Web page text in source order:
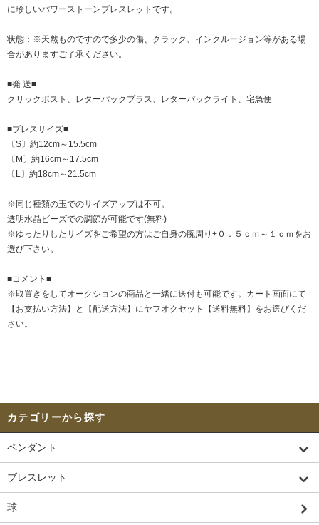
に珍しいパワーストーンブレスレットです。
状態：※天然ものですので多少の傷、クラック、インクルージョン等がある場
合がありますご了承ください。
■発 送■
クリックポスト、レターパックプラス、レターパックライト、宅急便
■ブレスサイズ■
〔S〕約12cm～15.5cm
〔M〕約16cm～17.5cm
〔L〕約18cm～21.5cm
※同じ種類の玉でのサイズアップは不可。
透明水晶ビーズでの調節が可能です(無料)
※ゆったりしたサイズをご希望の方はご自身の腕周り+０．５ｃｍ～１ｃｍをお
選び下さい。
■コメント■
※取置きをしてオークションの商品と一緒に送付も可能です。カート画面にて
【お支払い方法】と【配送方法】にヤフオクセット【送料無料】をお選びくだ
さい。
カテゴリーから探す
ペンダント
ブレスレット
球